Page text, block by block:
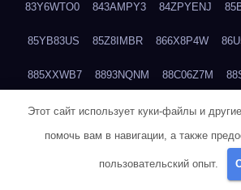
83Y6WTO0 843AMPY3 84ZPYENJ
85YB83US 85Z8IMBR 866X8P4W
885XXWB7 8893NQNM 88C06Z7M
88ZYQON6 88ZZ29JA 895NL72T
8BBJWQMN 8BJPIIGO 8BSWANL0
Этот сайт использует куки-файлы и
помочь вам в навигации, а также
пользовательский опыт.